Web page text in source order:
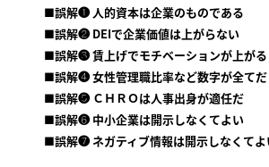
■誤解❶ 人的資本は企業のものである
■誤解❷ DEIで企業価値は上がらない
■誤解❸ 賃上げでモチベーションが上がる
■誤解❹ 女性管理職比率など数字が全てだ
■誤解❺ ＣＨＲＯは人事出身が適任だ
■誤解❻ 中小企業は開示しなくてよい
■誤解❼ ネガティブ情報は開示しなくてよ